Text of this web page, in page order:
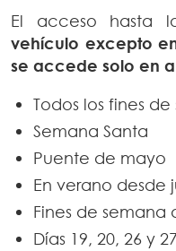
El acceso hasta
vehículo excepto
se accede solo en
Todos los fines
Semana Santa
Puente de mayo
En verano desde
Fines de semana
Días 19, 20, 26 y